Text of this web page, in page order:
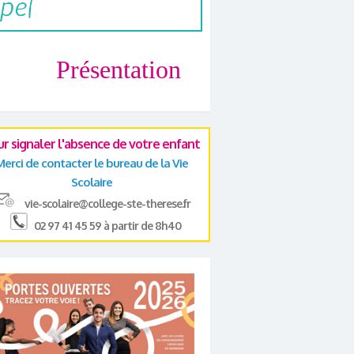
Présentation
signaler l'absence de votre enfant
de contacter le bureau de la Vie
Scolaire
vie-scolaire@college-ste-therese.fr
02 97 41 45 59 à partir de 8h40